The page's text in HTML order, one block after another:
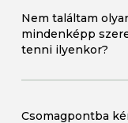
Nem találtam
mindenképp
tenni ilyenkor?
Csomagpontba